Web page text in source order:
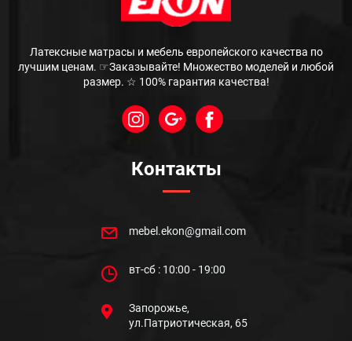
Латексные матрасы и мебель европейского качества по
лучшим ценам. ☞Заказывайте! Множество моделей и любой
размер. ☆ 100% гарантия качества!
Контакты
mebel.ekon@gmail.com
вт-сб : 10:00 - 19:00
Запорожье,
ул.Патриотическая, 65